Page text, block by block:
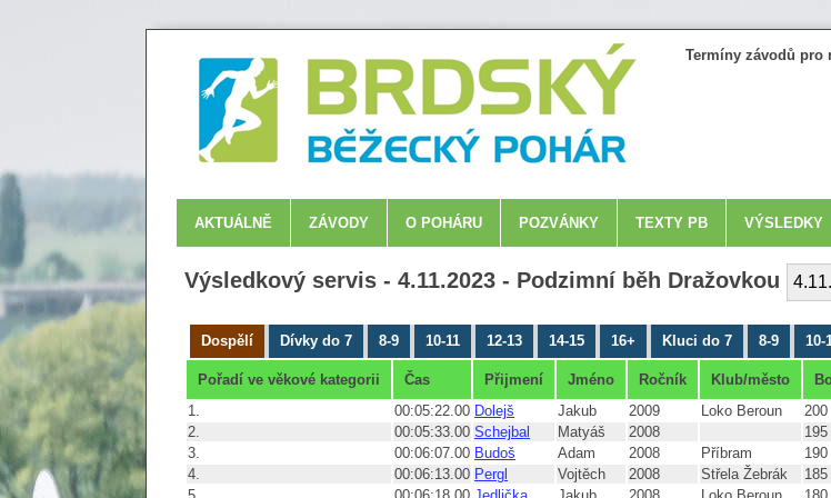
Termíny závodů pro
AKTUÁLNĚ ZÁVODY O POHÁRU POZVÁNKY TEXTY PB VÝSLEDKY
Výsledkový servis - 4.11.2023 - Podzimní běh Dražovkou
Dospělí Dívky do 7 8-9 10-11 12-13 14-15 16+ Kluci do 7 8-9 10-
Pořadí ve věkové kategorii Čas Přijmení Jméno Ročník Klub/město
1.
00:05:22.00 Dolejš Jakub 2009 Loko Beroun
200
2.
00:05:33.00 Schejbal Matyáš 2008
195
3.
00:06:07.00 Budoš Adam 2008 Příbram
190
4.
00:06:13.00 Pergl Vojtěch 2008 Střela Žebrák
185